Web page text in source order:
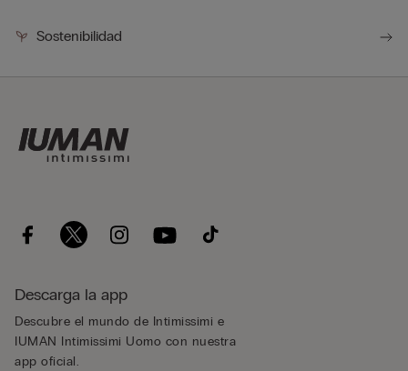
Sostenibilidad
Descarga la app
Descubre el mundo de Intimissimi e
IUMAN Intimissimi Uomo con nuestra
app oficial.